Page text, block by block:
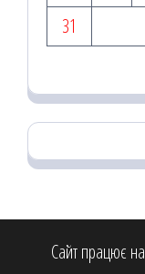
31
Сайт працює на